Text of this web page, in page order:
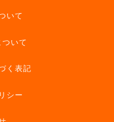
いて
いて
く表記
シー